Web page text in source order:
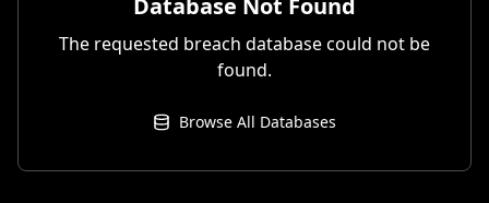
The requested breach database could not be
found.
Browse All Databases